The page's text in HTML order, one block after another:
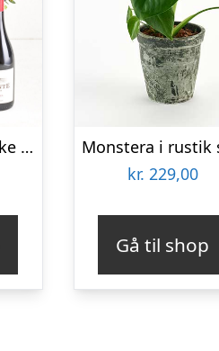
Den søde omtanke med Zinfandel
kr. 229,00
Gå til shop